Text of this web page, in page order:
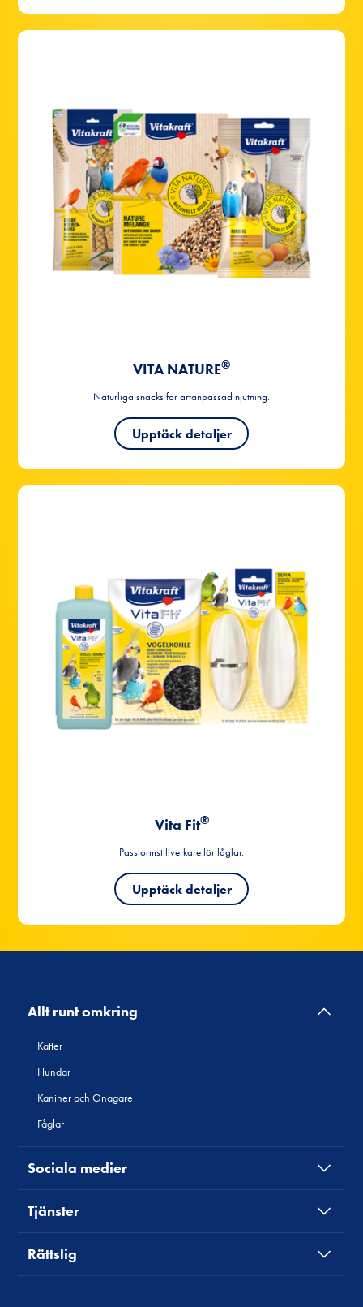
Allt runt omkring
Katter
Hundar
Kaniner och Gnagare
Fåglar
Sociala medier
Tjänster
Rättslig